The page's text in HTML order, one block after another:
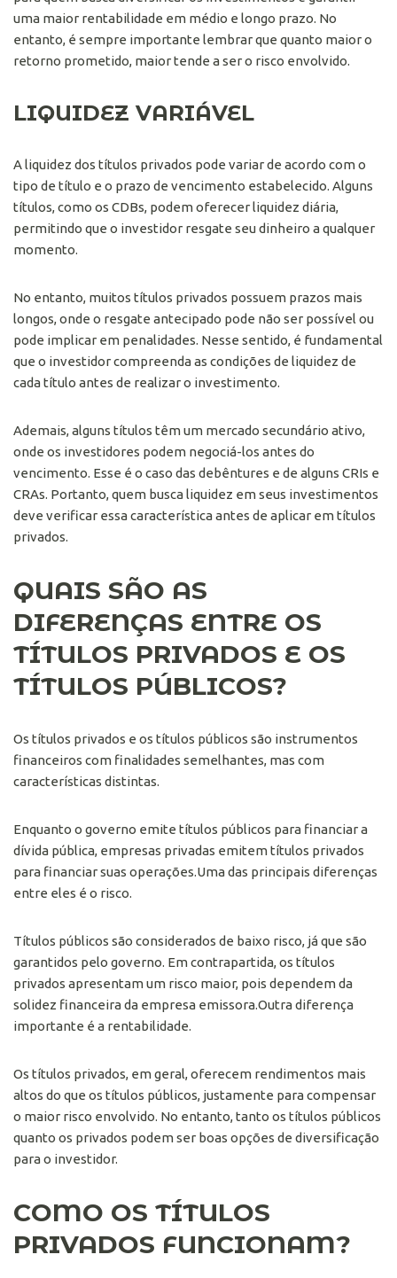
uma maior rentabilidade em médio e longo prazo. No
entanto, é sempre importante lembrar que quanto maior o
retorno prometido, maior tende a ser o risco envolvido.
LIQUIDEZ VARIÁVEL
A liquidez dos títulos privados pode variar de acordo com o
tipo de título e o prazo de vencimento estabelecido. Alguns
títulos, como os CDBs, podem oferecer liquidez diária,
permitindo que o investidor resgate seu dinheiro a qualquer
momento.
No entanto, muitos títulos privados possuem prazos mais
longos, onde o resgate antecipado pode não ser possível ou
pode implicar em penalidades. Nesse sentido, é fundamental
que o investidor compreenda as condições de liquidez de
cada título antes de realizar o investimento.
Ademais, alguns títulos têm um mercado secundário ativo,
onde os investidores podem negociá-los antes do
vencimento. Esse é o caso das debêntures e de alguns CRIs e
CRAs. Portanto, quem busca liquidez em seus investimentos
deve verificar essa característica antes de aplicar em títulos
privados.
QUAIS SÃO AS
DIFERENÇAS ENTRE OS
TÍTULOS PRIVADOS E OS
TÍTULOS PÚBLICOS?
Os títulos privados e os títulos públicos são instrumentos
financeiros com finalidades semelhantes, mas com
características distintas.
Enquanto o governo emite títulos públicos para financiar a
dívida pública, empresas privadas emitem títulos privados
para financiar suas operações.Uma das principais diferenças
entre eles é o risco.
Títulos públicos são considerados de baixo risco, já que são
garantidos pelo governo. Em contrapartida, os títulos
privados apresentam um risco maior, pois dependem da
solidez financeira da empresa emissora.Outra diferença
importante é a rentabilidade.
Os títulos privados, em geral, oferecem rendimentos mais
altos do que os títulos públicos, justamente para compensar
o maior risco envolvido. No entanto, tanto os títulos públicos
quanto os privados podem ser boas opções de diversificação
para o investidor.
COMO OS TÍTULOS
PRIVADOS FUNCIONAM?